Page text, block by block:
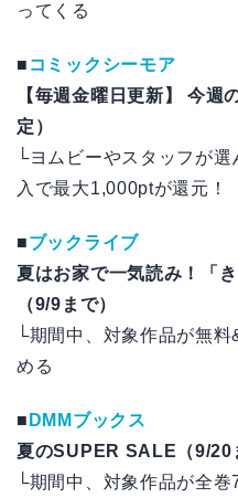
ってくる
■ コミックシーモア
【毎週金曜日更新】 今週
定）
└ヨムビーやスタッフが
入で最大1,000ptが還元！
■ブックライブ
夏はお家で一気読み！「
（9/9まで）
└期間中、対象作品が無
める
■ DMMブックス
夏のSUPER SALE（9/20
└期間中、対象作品が全